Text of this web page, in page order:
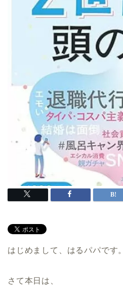
はじめまして、はるパパです。
さて本日は、